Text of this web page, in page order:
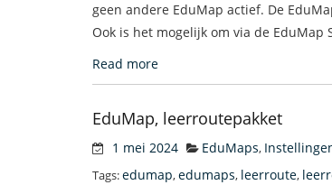
geen andere EduMap actief. De
Ook is het mogelijk om via de
Read more
EduMap, leerroutepakket
1 mei 2024 EduMaps,
Tags:edumap,edumaps, leerroute,